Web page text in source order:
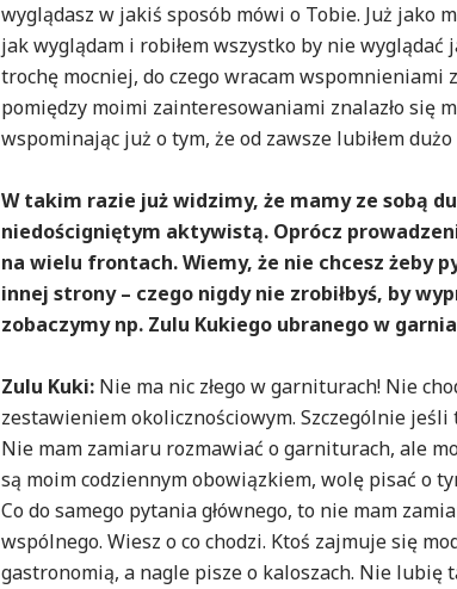
wyglądasz w jakiś sposób mówi o Tobie. Już jako
jak wyglądam i robiłem wszystko by nie wyglądać
trochę mocniej, do czego wracam wspomnieniami
pomiędzy moimi zainteresowaniami znalazło się
wspominając już o tym, że od zawsze lubiłem dużo
W takim razie już widzimy, że mamy ze sobą
niedościgniętym aktywistą. Oprócz
na wielu frontach. Wiemy, że nie chcesz żeby
innej strony – czego nigdy nie zrobiłbyś, by
zobaczymy np. Zulu Kukiego ubranego w
Zulu Kuki: Nie ma nic złego w garniturach! Nie
zestawieniem okolicznościowym. Szczególnie
Nie mam zamiaru rozmawiać o garniturach, ale
są moim codziennym obowiązkiem, wolę pisać o
Co do samego pytania głównego, to nie mam
wspólnego. Wiesz o co chodzi. Ktoś zajmuje się
gastronomią, a nagle pisze o kaloszach. Nie lubię